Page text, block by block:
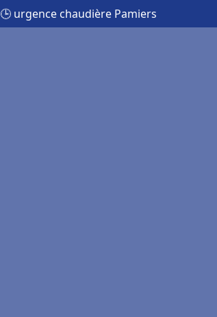
🕒 urgence chaudière Pamiers